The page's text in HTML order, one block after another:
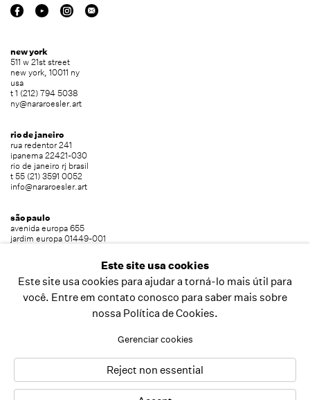
new york
511 w 21st street
new york, 10011 ny
usa
t 1 (212) 794 5038
ny@nararoesler.art
rio de janeiro
rua redentor 241
ipanema 22421-030
rio de janeiro rj brasil
t 55 (21) 3591 0052
info@nararoesler.art
são paulo
avenida europa 655
jardim europa 01449-001
copyright © 2026 nara roesler
Este site usa cookies
Este site usa cookies para ajudar a torná-lo mais útil para
você. Entre em contato conosco para saber mais sobre
nossa Política de Cookies.
Gerenciar cookies
Reject non essential